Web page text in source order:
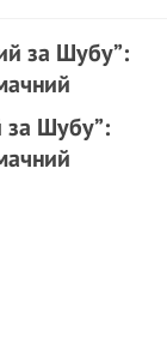
за Шубу”: